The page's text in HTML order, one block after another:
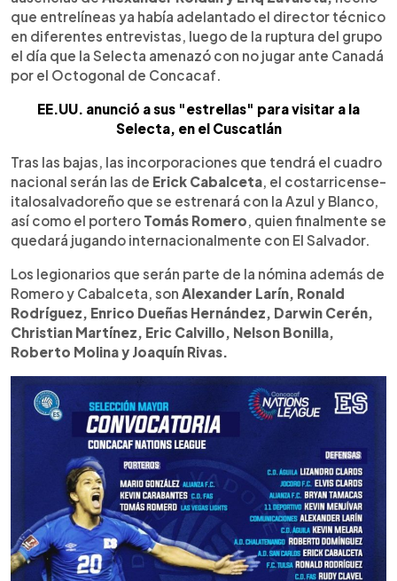
que entrelíneas ya había adelantado el director técnico
en diferentes entrevistas, luego de la ruptura del grupo
el día que la Selecta amenazó con no jugar ante Canadá
por el Octogonal de Concacaf.
EE.UU. anunció a sus "estrellas" para visitar a la
Selecta, en el Cuscatlán
Tras las bajas, las incorporaciones que tendrá el cuadro
nacional serán las de Erick Cabalceta , el costarricense-
italosalvadoreño que se estrenará con la Azul y Blanco,
así como el portero Tomás Romero , quien finalmente se
quedará jugando internacionalmente con El Salvador.
Los legionarios que serán parte de la nómina además de
Romero y Cabalceta, son Alexander Larín, Ronald
Rodríguez, Enrico Dueñas Hernández, Darwin Cerén,
Christian Martínez, Eric Calvillo, Nelson Bonilla,
Roberto Molina y Joaquín Rivas.